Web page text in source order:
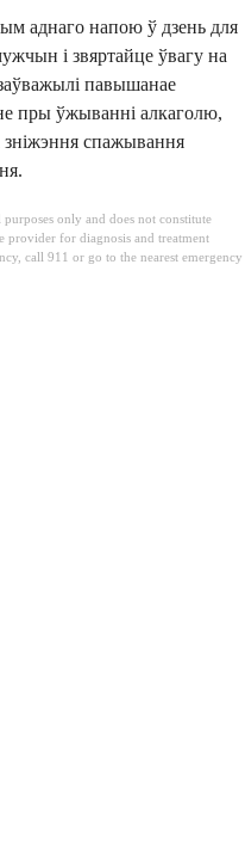
аднаго напою ў дзень для
і звяртайце ўвагу на
павышанае
пры ўжыванні алкаголю,
зніжэння спажывання
only and does not constitute
provider for diagnosis and treatment
call 911 or go to the nearest emergency